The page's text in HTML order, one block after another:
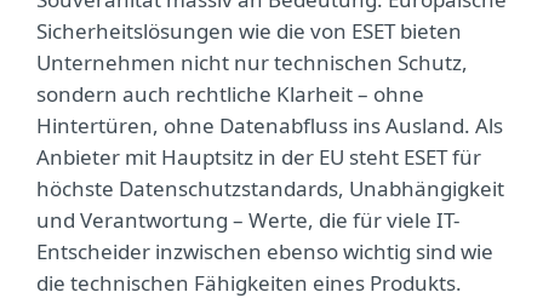
Sicherheitslösungen wie die von ESET bieten
Unternehmen nicht nur technischen Schutz,
sondern auch rechtliche Klarheit – ohne
Hintertüren, ohne Datenabfluss ins Ausland. Als
Anbieter mit Hauptsitz in der EU steht ESET für
höchste Datenschutzstandards, Unabhängigkeit
und Verantwortung – Werte, die für viele IT-
Entscheider inzwischen ebenso wichtig sind wie
die technischen Fähigkeiten eines Produkts.